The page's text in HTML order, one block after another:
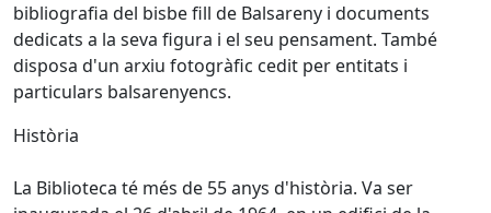
bibliografia del bisbe fill de Balsareny i documents
dedicats a la seva figura i el seu pensament. També
disposa d'un arxiu fotogràfic cedit per entitats i
particulars balsarenyencs.
Història
La Biblioteca té més de 55 anys d'història. Va ser